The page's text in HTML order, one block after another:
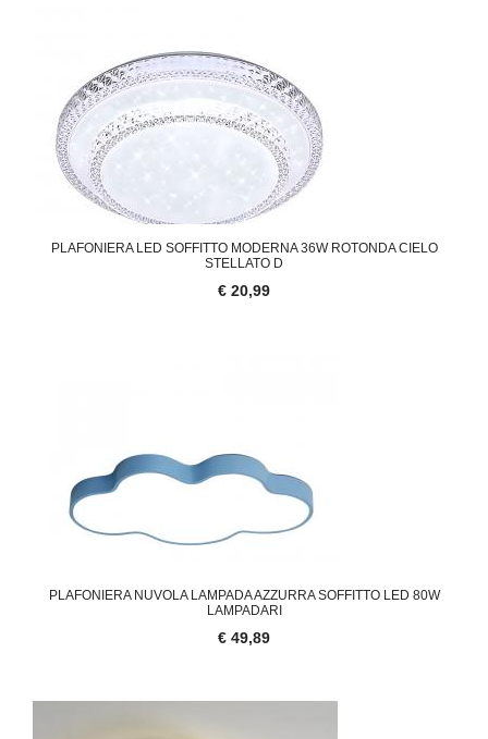
PLAFONIERA LED SOFFITTO MODERNA 36W ROTONDA CIELO
STELLATO D
€ 20,99
PLAFONIERA NUVOLA LAMPADA AZZURRA SOFFITTO LED 80W
LAMPADARI
€ 49,89